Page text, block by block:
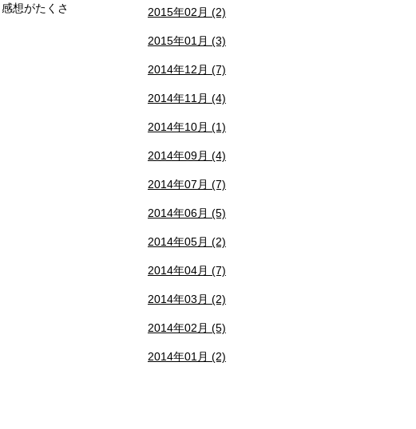
想がたくさ
2015年02月 (2)
2015年01月 (3)
2014年12月 (7)
2014年11月 (4)
2014年10月 (1)
2014年09月 (4)
2014年07月 (7)
2014年06月 (5)
2014年05月 (2)
2014年04月 (7)
2014年03月 (2)
2014年02月 (5)
2014年01月 (2)